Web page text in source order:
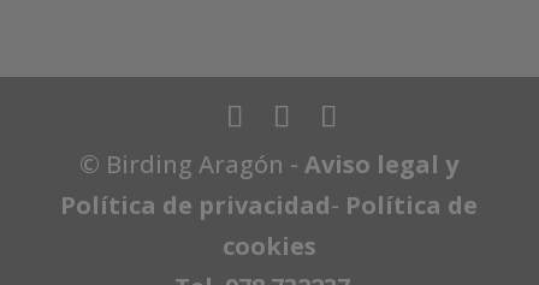
© Birding Aragón -Aviso legal y
Política de privacidad- Política de
cookies